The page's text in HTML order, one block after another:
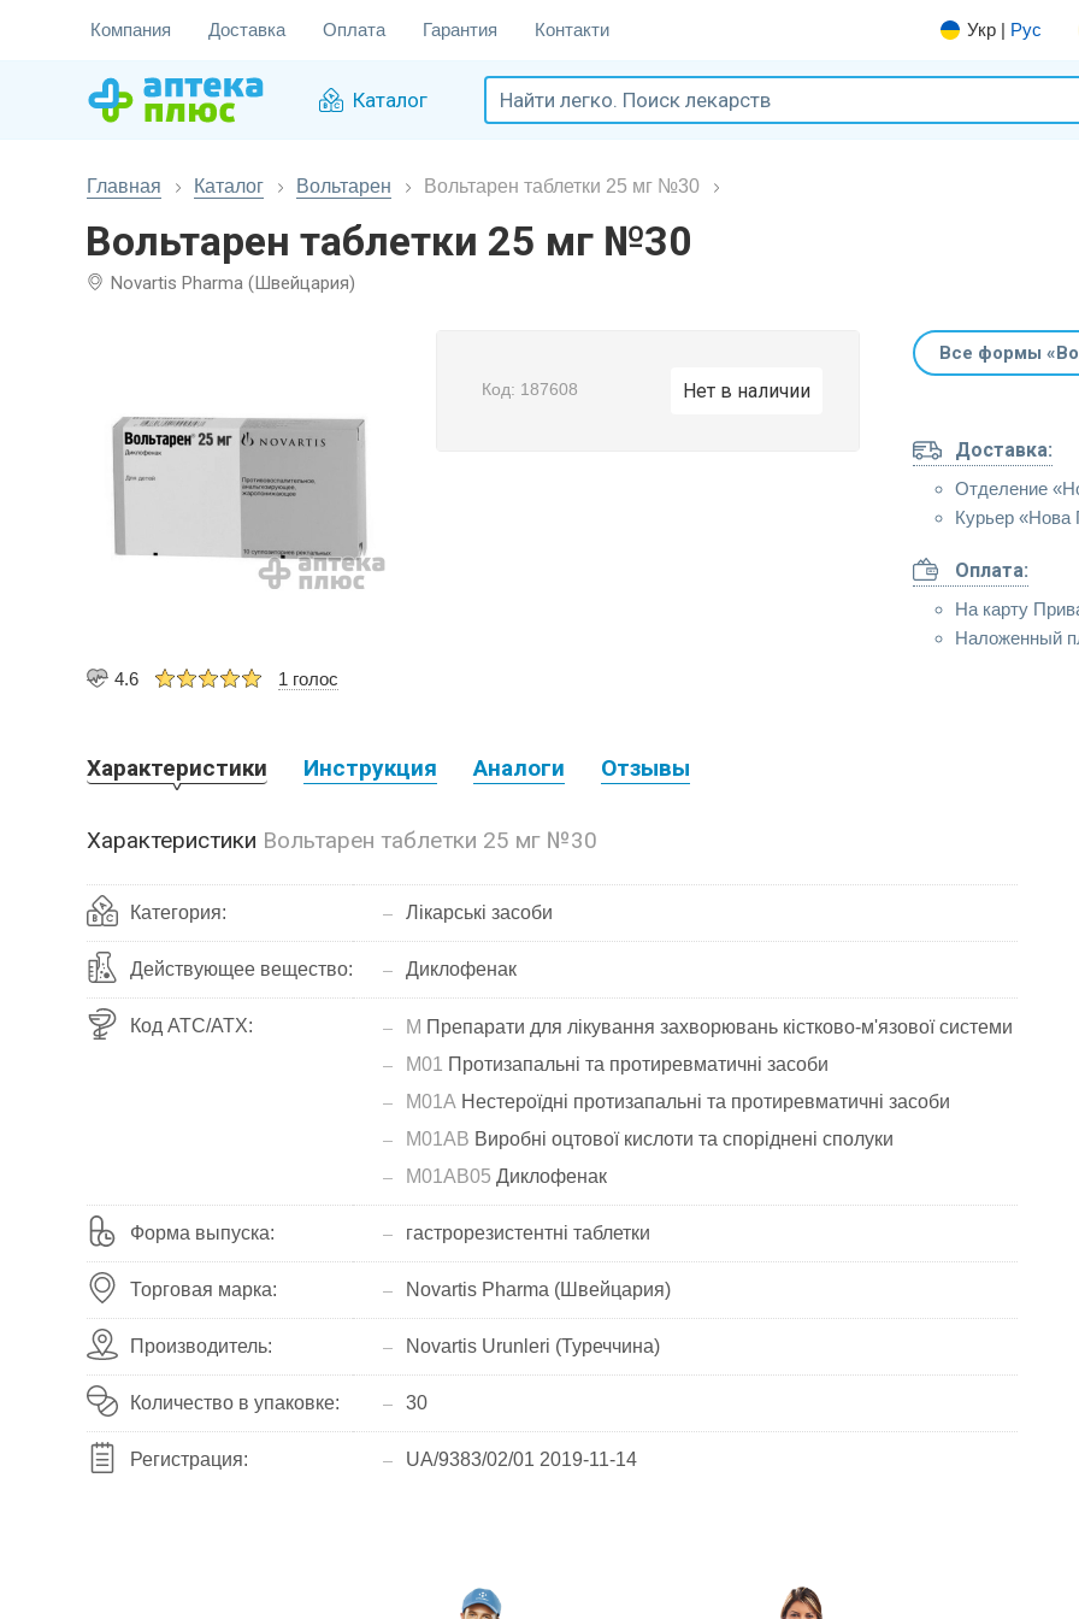
Компания Доставка Оплата Гарантия Контакти Укр | Рус
Каталог
Главная Каталог Вольтарен Вольтарен таблетки 25 мг №30
Вольтарен таблетки 25 мг №30
Novartis Pharma (Швейцария)
4.6 1 голос
Код: 187608 Нет в наличии
Все формы
Доставка:
Отделение
Курьер «Нова
Оплата:
На карту
Наложенный
Характеристики Инструкция Аналоги Отзывы
Характеристики Вольтарен таблетки 25 мг №30
Категория: Лікарські засоби
Действующее вещество: Диклофенак
Код АТС/ATX: M Препарати для лікування захворювань кістково-м'язової системи
M01
Протизапальні та протиревматичні засоби
M01A Нестероїдні протизапальні та протиревматичні засоби
M01AB Виробні оцтової кислоти та споріднені сполуки
M01AB05 Диклофенак
Форма выпуска: гастрорезистентні таблетки
Торговая марка: Novartis Pharma (Швейцария)
Производитель: Novartis Urunleri (Туреччина)
Количество в упаковке: 30
Регистрация: UA/9383/02/01 2019-11-14